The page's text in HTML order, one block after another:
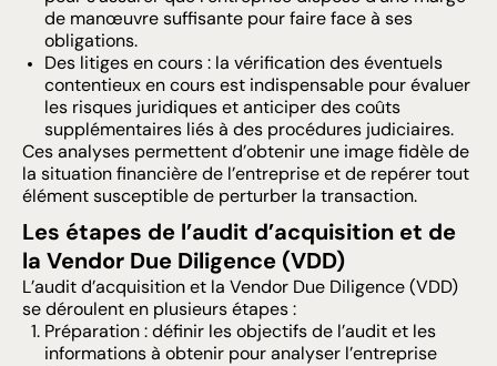
de manœuvre suffisante pour faire face à ses
obligations.
Des litiges en cours : la vérification des éventuels
contentieux en cours est indispensable pour évaluer
les risques juridiques et anticiper des coûts
supplémentaires liés à des procédures judiciaires.
Ces analyses permettent d’obtenir une image fidèle de
la situation financière de l’entreprise et de repérer tout
élément susceptible de perturber la transaction.
Les étapes de l’audit d’acquisition et de
la Vendor Due Diligence (VDD)
L’audit d’acquisition et la Vendor Due Diligence (VDD)
se déroulent en plusieurs étapes :
Préparation : définir les objectifs de l’audit et les
informations à obtenir pour analyser l’entreprise